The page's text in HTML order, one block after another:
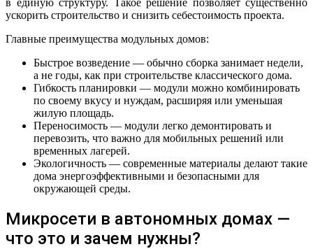
ускорить строительство и снизить себестоимость проекта.
Главные преимущества модульных домов:
Быстрое возведение — обычно сборка занимает недели,
а не годы, как при строительстве классического дома.
Гибкость планировки — модули можно комбинировать
по своему вкусу и нуждам, расширяя или уменьшая
жилую площадь.
Переносимость — модули легко демонтировать и
перевозить, что важно для мобильных решений или
временных лагерей.
Экологичность — современные материалы делают такие
дома энергоэффективными и безопасными для
окружающей среды.
Микросети в автономных домах —
что это и зачем нужны?